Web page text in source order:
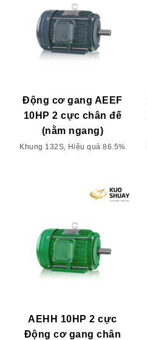
Động cơ gang AEEF
10HP 2 cực chân đế
(nằm ngang)
Khung 132S, Hiệu quả 86.5%
AEHH 10HP 2 cực
Động cơ gang chân